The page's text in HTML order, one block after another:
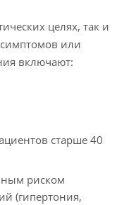
целях, так и
или
включают:
старше 40
риском
(гипертония,